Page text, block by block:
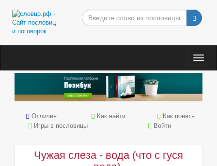
Отличия Как найти
Как понять
Игры в пословицы
Войти
Чужая слеза - вода (что с гуся